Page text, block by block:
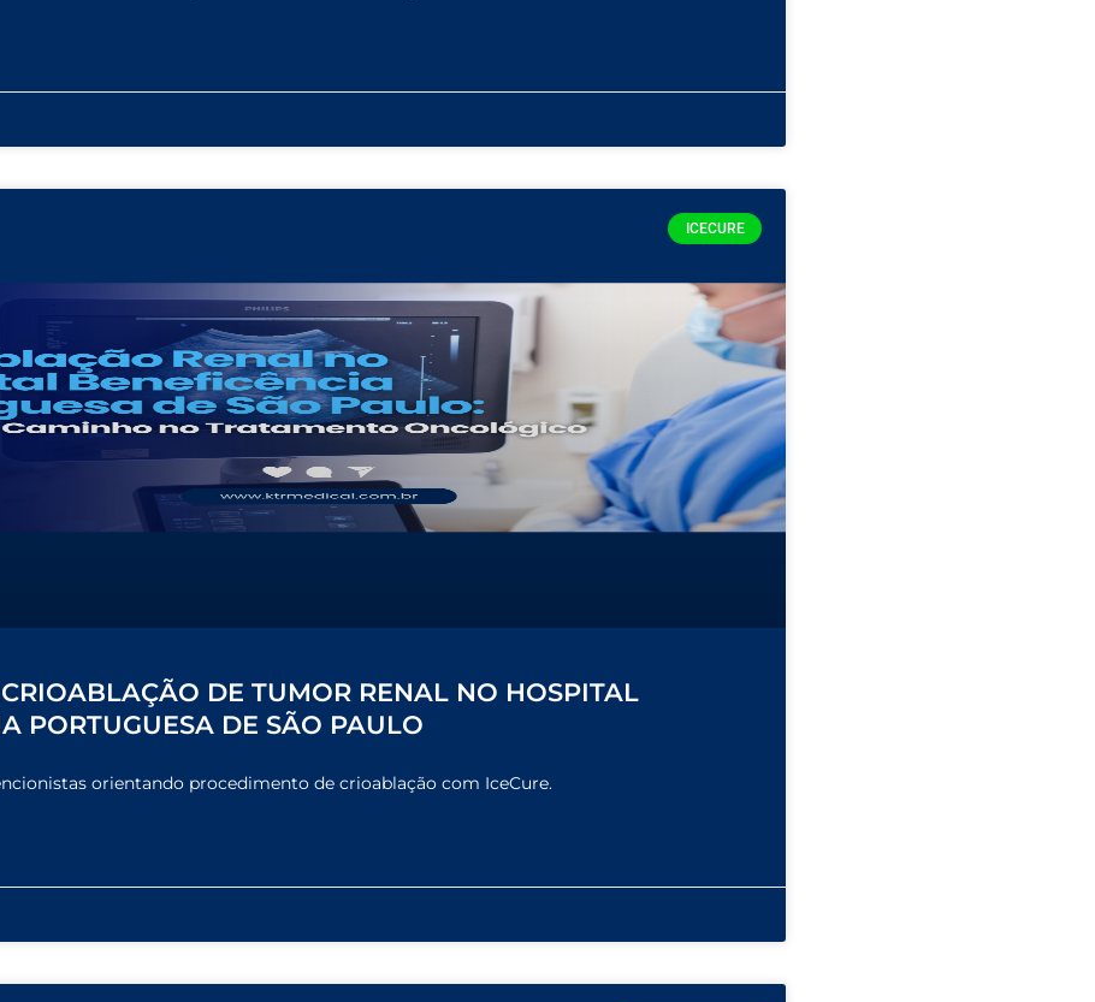
ICECURE
DE TUMOR RENAL NO HOSPITAL
PORTUGUESA DE SÃO PAULO
orientando procedimento de crioablação com IceCure.